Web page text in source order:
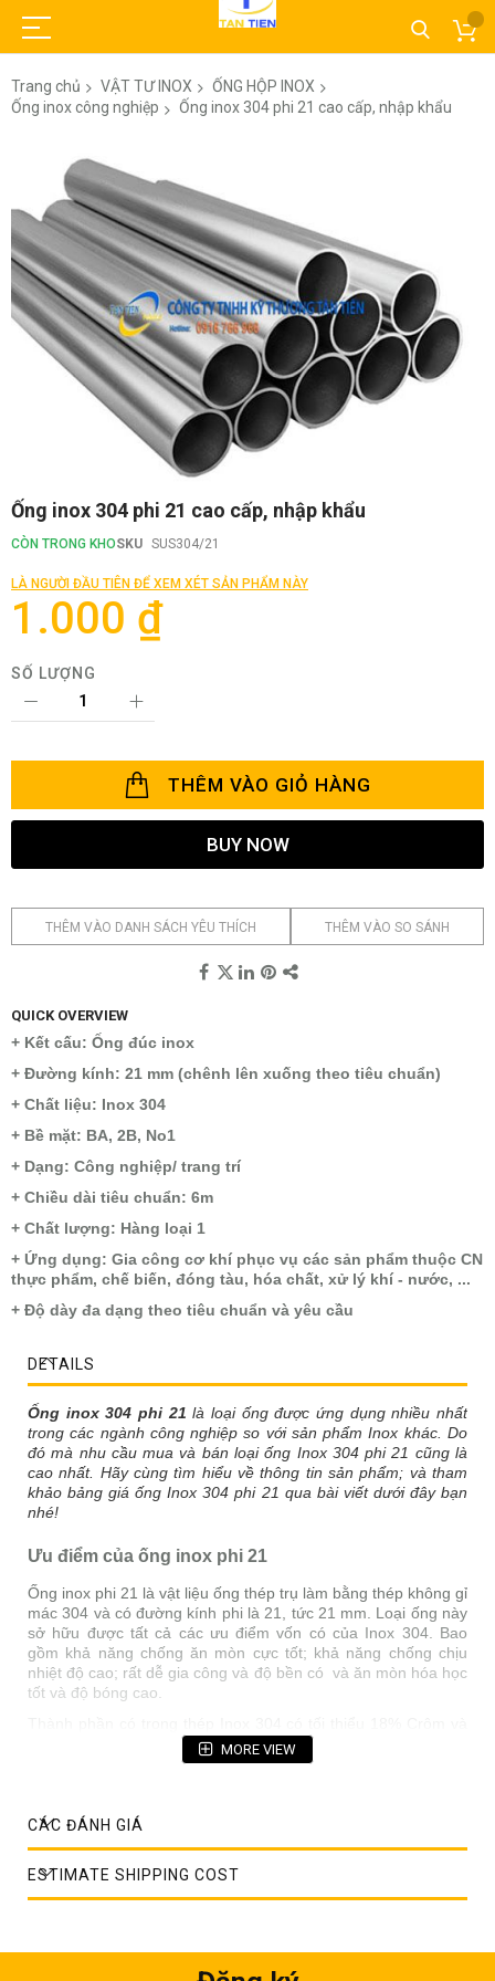
Trang chủ VẬT TƯ INOX
ỐNG HỘP INOX
Ống inox công nghiệp
Ống inox 304 phi 21 cao cấp, nhập khẩu
đầu
thư
viện
hình
ảnh
Chuyển
đến
phần
của
thư
hình
Ống inox 304 phi 21 cao cấp, nhập khẩu
CÒN TRONG KHOSKU SUS304/21
LÀ NGƯỜI ĐẦU TIÊN ĐỂ XEM XÉT SẢN PHẨM NÀY
1.000 ₫
SỐ LƯỢNG
THÊM VÀO GIỎ HÀNG
BUY NOW
THÊM VÀO DANH SÁCH YÊU THÍCH THÊM VÀO SO SÁNH
QUICK OVERVIEW
+ Kết cấu: Ống đúc inox
+ Đường kính: 21 mm (chênh lên xuống theo tiêu chuẩn)
+ Chất liệu: Inox 304
+ Bề mặt: BA, 2B, No1
+ Dạng: Công nghiệp/ trang trí
+ Chiều dài tiêu chuẩn: 6m
+ Chất lượng: Hàng loại 1
+ Ứng dụng: Gia công cơ khí phục vụ các sản phẩm thuộc CN
thực phẩm, chế biến, đóng tàu, hóa chất, xử lý khí - nước, ...
+ Độ dày đa dạng theo tiêu chuẩn và yêu cầu
DETAILS
Ống inox 304 phi 21 là loại ống được ứng dụng nhiều nhất
trong các ngành công nghiệpso với sản phẩm Inox khác. Do
đó mà nhu cầu mua và bán loạiống Inox 304 phi 21 cũng là
cao nhất. Hãy cùng tìm hiểu về thông tin sản phẩm; và tham
khảo bảng giá ống Inox 304 phi 21 qua bài viết dưới đây bạn
nhé!
Ưu điểm của ống inox phi 21
Ống inox phi 21 là vật liệu ống thép trụ làm bằng thép không gỉ
mác 304 và có đường kính phi là 21, tức 21 mm. Loại ống này
sở hữu được tất cả các ưu điểm vốn có của Inox 304. Bao
gồm khả năng chống ăn mòn cực tốt; khả năng chống chịu
nhiệt độ cao; rất dễ gia công và độ bền có và ăn mòn hóa học
tốt và độ bóng cao.
8% Niken, kết hợp tối đa 0,08% carbon. Inox 304 được định
nghĩa là một hợp kim austenit Chromium – Niken. Lớp 304 là
MORE VIEW
CÁC ĐÁNH GIÁ
ESTIMATE SHIPPING COST